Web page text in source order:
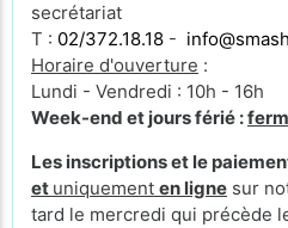
secrétariat
T : 02/372.18.18 -
Horaire d'ouverture :
Lundi - Vendredi : 10h - 16h
Week-end et jours férié :
Les inscriptions et le
et uniquement en ligne sur
tard le mercredi qui précède